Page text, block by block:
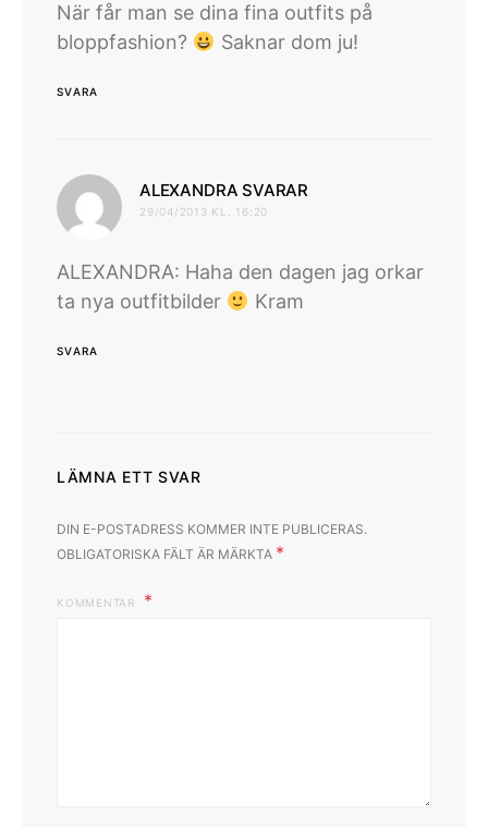
När får man se dina fina outfits på
bloppfashion?
Saknar dom ju!
SVARA
ALEXANDRA SVARAR
29/04/2013 KL. 16:20
ALEXANDRA: Haha den dagen jag orkar
ta nya outfitbilder
Kram
SVARA
LÄMNA ETT SVAR
DIN E-POSTADRESS KOMMER INTE PUBLICERAS.
OBLIGATORISKA FÄLT ÄR MÄRKTA *
KOMMENTAR